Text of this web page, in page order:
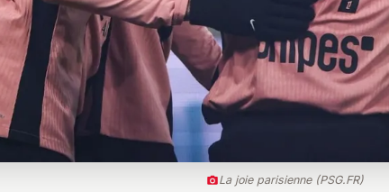
La joie parisienne (PSG.FR)